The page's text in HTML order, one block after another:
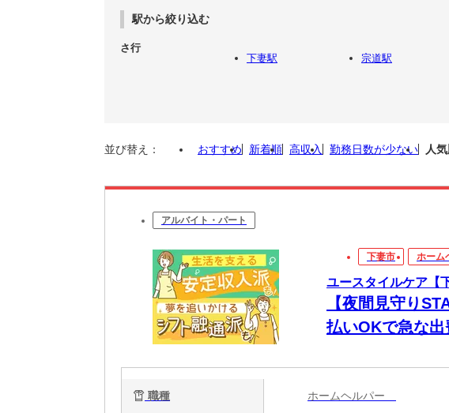
駅から絞り込む
さ行
下妻駅
宗道駅
並び替え： おすすめ 新着順 高収入 勤務日数が少ない 人
アルバイト・パート
下妻市 ホーム
ユースタイルケア【
【夜間見守り
払いOKで急な
職種 ホームヘルパー